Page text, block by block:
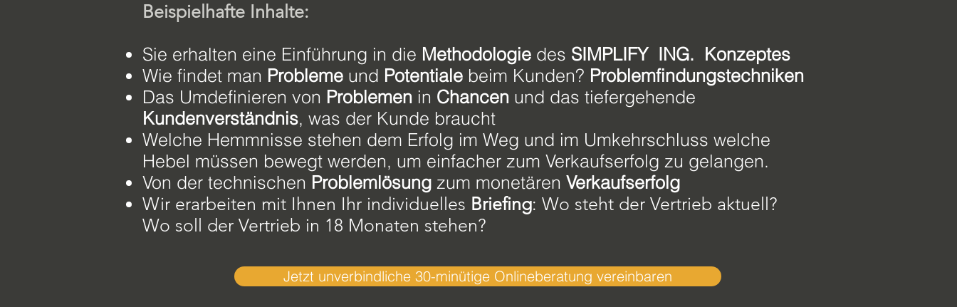
Beispielhafte Inhalte:
Sie erhalten eine Einführung in die Methodologie des SIMPLIFY ING. Konzeptes
Wie findet man Probleme und Potentiale beim Kunden? Problemfindungstechniken
Das Umdefinieren von Problemen in Chancen und das tiefergehende
Kundenverständnis, was der Kunde braucht
Welche Hemmnisse stehen dem Erfolg im Weg und im Umkehrschluss welche
Hebel müssen bewegt werden, um einfacher zum Verkaufserfolg zu gelangen.
Von der technischen Problemlösung zum monetären Verkaufserfolg
Wir erarbeiten mit Ihnen Ihr individuelles Briefing: Wo steht der Vertrieb aktuell?
Wo soll der Vertrieb in 18 Monaten stehen?
Jetzt unverbindliche 30-minütige Onlineberatung vereinbaren